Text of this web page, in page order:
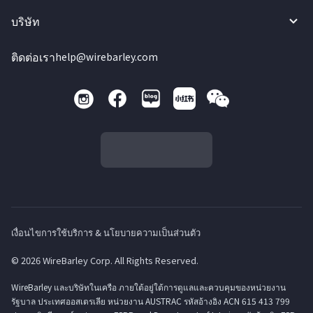
บริษัท
ติดต่อเราhelp@wirebarley.com
เงื่อนไขการใช้บริการ & นโยบายความเป็นส่วนตัว
© 2026 WireBarley Corp. All Rights Reserved.
WireBarley และบริษัทในเครือ ภายใต้อยู่ใต้การดูแลและควบคุมของหน่วยงาน
รัฐบาล ประเทศออสเตรเลีย หน่วยงาน AUSTRAC รหัสอ้างอิง ACN 615 413 799